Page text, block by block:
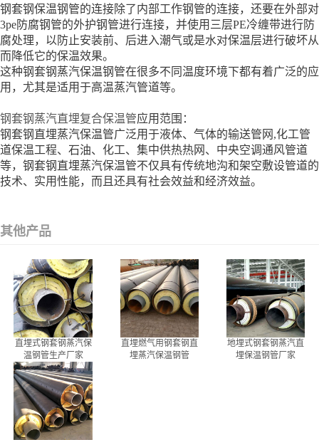
钢套钢保温钢管的连接除了内部工作钢管的连接，还要在外部对
3pe防腐钢管的外护钢管进行连接，并使用三层PE冷缠带进行防
腐处理，以防止安装前、后进入潮气或是水对保温层进行破坏从
而降低它的保温效果。
这种钢套钢蒸汽保温钢管在很多不同温度环境下都有着广泛的应
用，尤其是适用于高温蒸汽管道等。
钢套钢蒸汽直埋复合保温管应用范围：
钢套钢直埋蒸汽保温管广泛用于液体、气体的输送管网,化工管
道保温工程、石油、化工、集中供热热网、中央空调通风管道
等，钢套钢直埋蒸汽保温管不仅具有传统地沟和架空敷设管道的
技术、实用性能，而且还具有社会效益和经济效益。
其他产品
直埋式钢套钢蒸汽保
温钢管生产厂家
直埋燃气用钢套钢直
埋蒸汽保温钢管
地埋式钢套钢蒸汽直
埋保温钢管厂家